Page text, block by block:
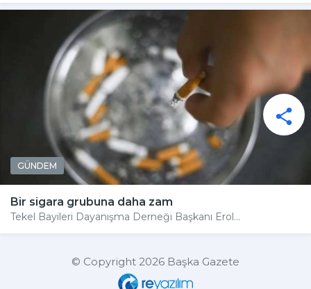
GÜNDEM
Bir sigara grubuna daha zam
Tekel Bayileri Dayanışma Derneği Başkanı Erol...
© Copyright 2026 Başka Gazete